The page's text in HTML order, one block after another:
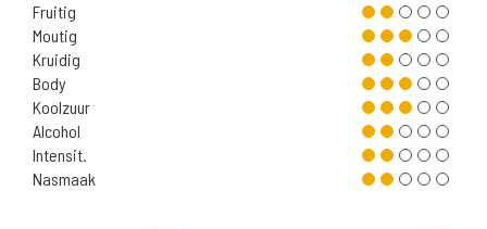
Fruitig
Moutig
Kruidig
Body
Koolzuur
Alcohol
Intensit.
Nasmaak